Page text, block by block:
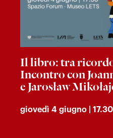
Il libro: tra
Incontro con
e Jarosław
giovedì 4 giugno | 17.30